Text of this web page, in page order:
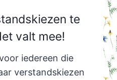
te
valt mee!
iedereen die
verstandskiezen